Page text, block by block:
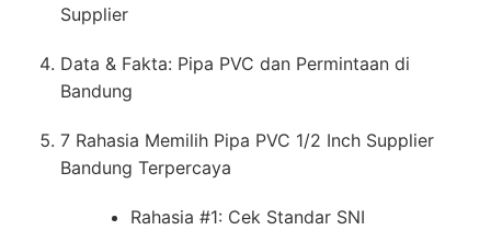
Supplier
Data & Fakta: Pipa PVC dan Permintaan di
Bandung
7 Rahasia Memilih Pipa PVC 1/2 Inch Supplier
Bandung Terpercaya
Rahasia #1: Cek Standar SNI